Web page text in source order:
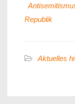
Republik
Aktuelles